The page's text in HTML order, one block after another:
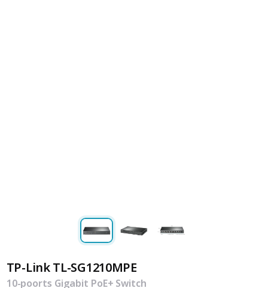
TP-Link TL-SG1210MPE
10-poorts Gigabit PoE+ Switch